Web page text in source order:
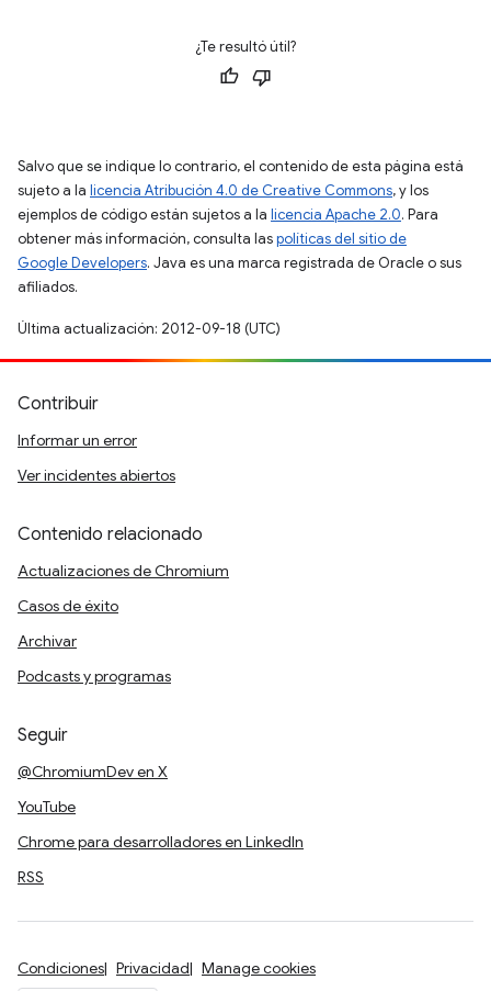
¿Te resultó útil?
Salvo que se indique lo contrario, el contenido de esta página está
sujeto a la licencia Atribución 4.0 de Creative Commons, y los
ejemplos de código están sujetos a la licencia Apache 2.0. Para
obtener más información, consulta laspolíticas del sitio de
Google Developers. Java es una marca registrada de Oracle o sus
afiliados.
Última actualización: 2012-09-18 (UTC)
Contribuir
Informar un error
Ver incidentes abiertos
Contenido relacionado
Actualizaciones de Chromium
Casos de éxito
Archivar
Podcasts y programas
Seguir
@ChromiumDev en X
YouTube
Chrome para desarrolladores en LinkedIn
RSS
Condiciones Privacidad Manage cookies